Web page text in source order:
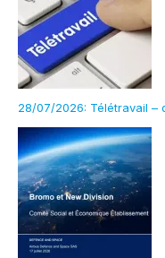
28/07/2026: Télétravail –